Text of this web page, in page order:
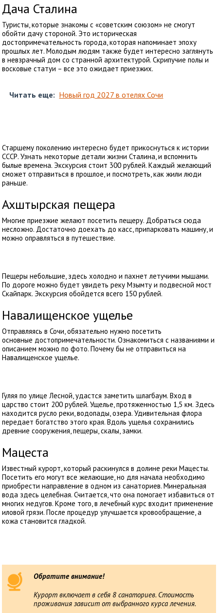
Дача Сталина
Туристы, которые знакомы с «советским союзом» не смогут
обойти дачу стороной. Это историческая
достопримечательность города, которая напоминает эпоху
прошлых лет. Молодым людям также будет интересно заглянуть
в невзрачный дом со странной архитектурой. Скрипучие полы и
восковые статуи – все это ожидает приезжих.
Читать еще: Новый год 2027 в отелях Сочи
Старшему поколению интересно будет прикоснуться к истории
СССР. Узнать некоторые детали жизни Сталина, и вспомнить
былые времена. Экскурсия стоит 300 рублей. Каждый желающий
сможет отправиться в прошлое, и посмотреть, как жили люди
раньше.
Ахштырская пещера
Многие приезжие желают посетить пещеру. Добраться сюда
несложно. Достаточно доехать до касс, припарковать машину, и
можно оправляться в путешествие.
Пещеры небольшие, здесь холодно и пахнет летучими мышами.
По дороге можно будет увидеть реку Мзымту и подвесной мост
Скайпарк. Экскурсия обойдется всего 150 рублей.
Навалищенское ущелье
Отправляясь в Сочи, обязательно нужно посетить
основные достопримечательности. Ознакомиться с названиями и
описанием можно по фото. Почему бы не отправиться на
Навалищенское ущелье.
Гуляя по улице Лесной, удастся заметить шлагбаум. Вход в
царство стоит 200 рублей. Ущелье, протяженностью 1,5 км. Здесь
находится русло реки, водопады, озера. Удивительная флора
передает богатство этого края. Вдоль ущелья сохранились
древние сооружения, пещеры, скалы, замки.
Мацеста
Известный курорт, который раскинулся в долине реки Мацесты.
Посетить его могут все желающие, но для начала необходимо
приобрести направление в одном из санаториев. Минеральная
вода здесь целебная. Считается, что она помогает избавиться от
многих недугов. Кроме того, в лечебный курс входит применение
иловой грязи. После процедур улучшается кровообращение, а
кожа становится гладкой.
Обратите внимание!
Курорт включает в себя 8 санаториев. Стоимость
проживания зависит от выбранного курса лечения.